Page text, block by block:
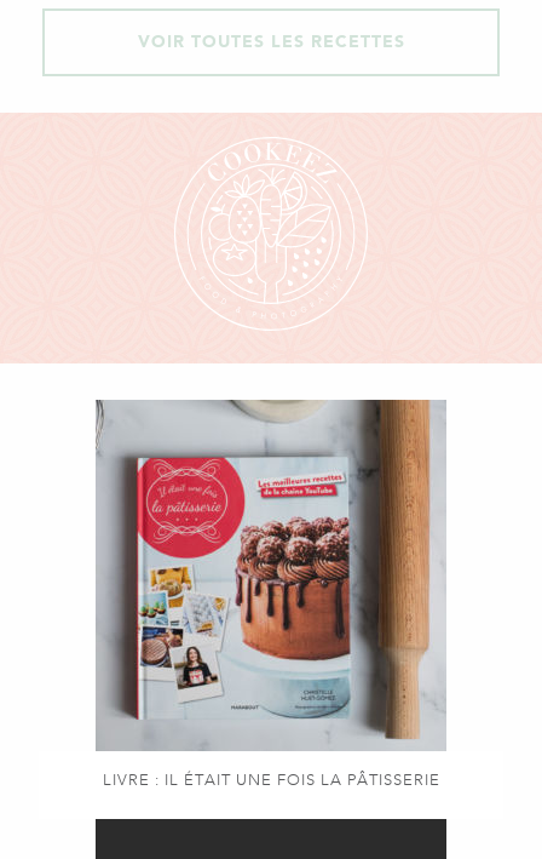
VOIR TOUTES LES RECETTES
LIVRE : IL ÉTAIT UNE FOIS LA PÂTISSERIE